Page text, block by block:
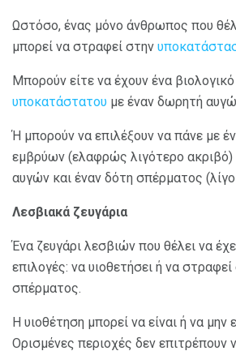
Ωστόσο, ένας μόνο άνθρωπος που
μπορεί να στραφεί στην
Μπορούν είτε να έχουν ένα βιολογικό
υποκατάστατου με έναν δωρητή
Ή μπορούν να επιλέξουν να πάνε με
εμβρύων (ελαφρώς λιγότερο ακριβό)
αυγών και έναν δότη σπέρματος
Λεσβιακά ζευγάρια
Ένα ζευγάρι λεσβιών που θέλει να
επιλογές: να υιοθετήσει ή να
σπέρματος.
Η υιοθέτηση μπορεί να είναι ή να μην
Ορισμένες περιοχές δεν επιτρέπουν